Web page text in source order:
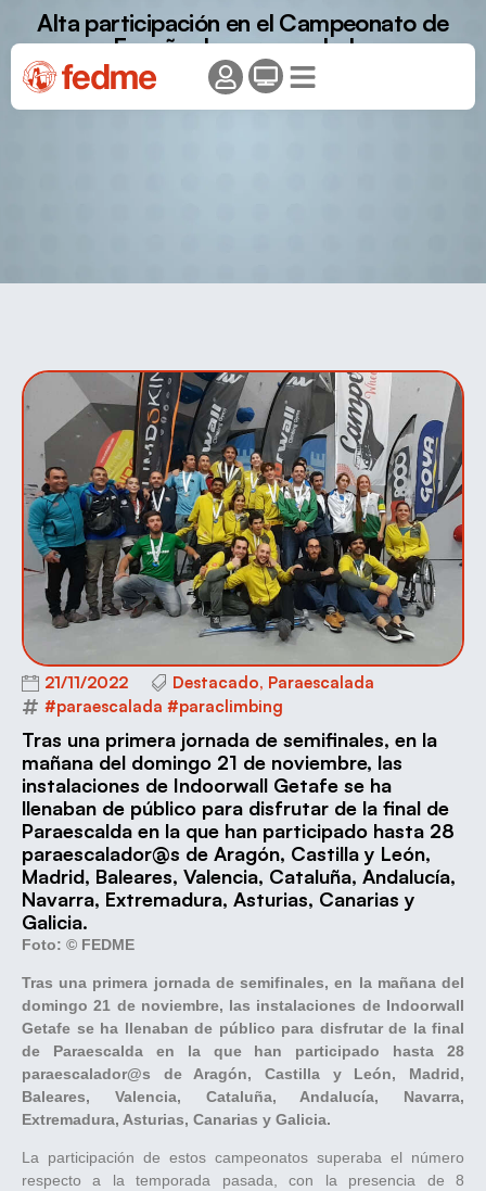
Alta participación en el Campeonato de
España de paraescalada.
21/11/2022 Destacado, Paraescalada
#paraescalada #paraclimbing
Tras una primera jornada de semifinales, en la
mañana del domingo 21 de noviembre, las
instalaciones de Indoorwall Getafe se ha
llenaban de público para disfrutar de la final de
Paraescalda en la que han participado hasta 28
paraescalador@s de Aragón, Castilla y León,
Madrid, Baleares, Valencia, Cataluña, Andalucía,
Navarra, Extremadura, Asturias, Canarias y
Galicia.
Foto: © FEDME
Tras una primera jornada de semifinales, en la mañana del
domingo 21 de noviembre, las instalaciones de Indoorwall
Getafe se ha llenaban de público para disfrutar de la final
de Paraescalda en la que han participado hasta 28
paraescalador@s de Aragón, Castilla y León, Madrid,
Baleares, Valencia, Cataluña, Andalucía, Navarra,
Extremadura, Asturias, Canarias y Galicia.
La participación de estos campeonatos superaba el número
respecto a la temporada pasada, con la presencia de 8